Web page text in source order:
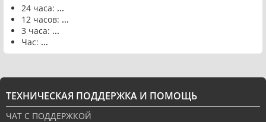
24 часа: ...
12 часов: ...
3 часа: ...
Час: ...
ТЕХНИЧЕСКАЯ ПОДДЕРЖКА И ПОМОЩЬ
ЧАТ С ПОДДЕРЖКОЙ